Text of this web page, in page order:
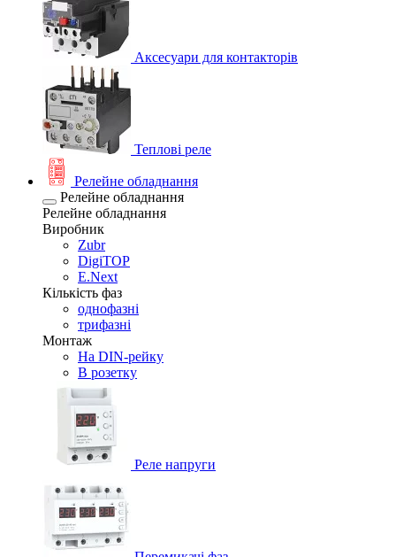
Аксесуари для контакторів
Теплові реле
Релейне обладнання
Релейне обладнання
Релейне обладнання
Виробник
Zubr
DigiTOP
E.Next
Кількість фаз
однофазні
трифазні
Монтаж
На DIN-рейку
В розетку
Реле напруги